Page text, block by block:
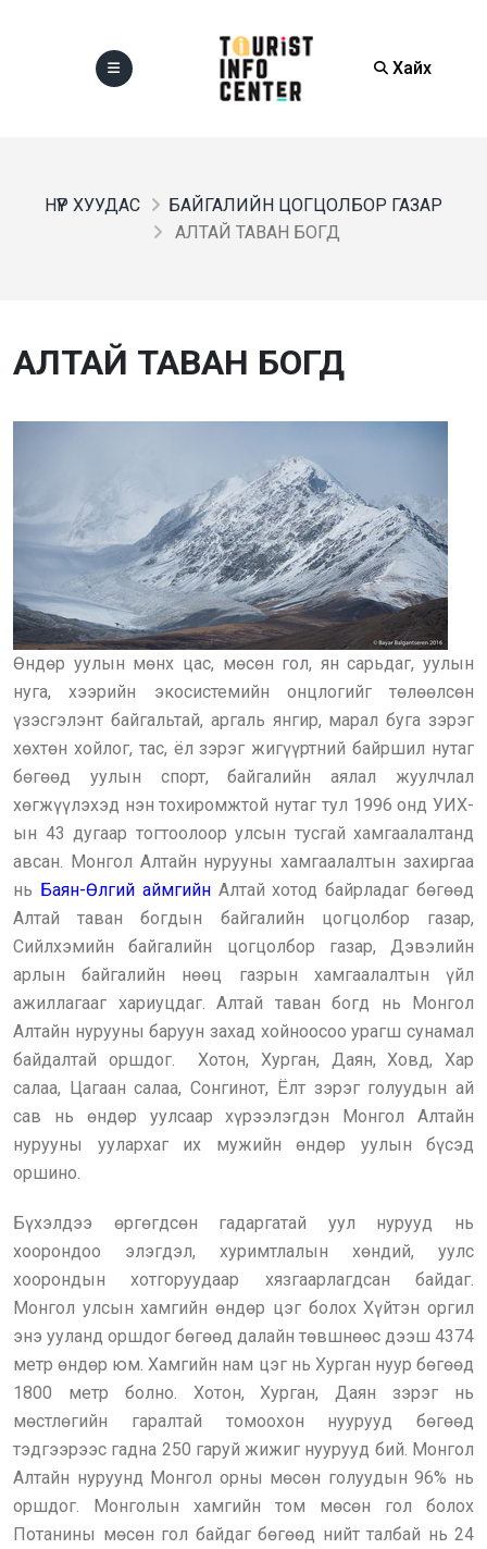
Хайх
НҮҮР ХУУДАС
БАЙГАЛИЙН ЦОГЦОЛБОР ГАЗАР
АЛТАЙ ТАВАН БОГД
АЛТАЙ ТАВАН БОГД
Өндөр уулын мөнх цас, мөсөн гол, ян сарьдаг, уулын
нуга, хээрийн экосистемийн онцлогийг төлөөлсөн
үзэсгэлэнт байгальтай, аргаль янгир, марал буга зэрэг
хөхтөн хойлог, тас, ёл зэрэг жигүүртний байршил нутаг
бөгөөд уулын спорт, байгалийн аялал жуулчлал
хөгжүүлэхэд нэн тохиромжтой нутаг тул 1996 онд УИХ-
ын 43 дугаар тогтоолоор улсын тусгай хамгаалалтанд
авсан. Монгол Алтайн нурууны хамгаалалтын захиргаа
нь Баян-Өлгий аймгийнАлтай хотод байрладаг бөгөөд
Алтай таван богдын байгалийн цогцолбор газар,
Сийлхэмийн байгалийн цогцолбор газар, Дэвэлийн
арлын байгалийн нөөц газрын хамгаалалтын үйл
ажиллагааг хариуцдаг. Алтай таван богд нь Монгол
Алтайн нурууны баруун захад хойноосоо урагш сунамал
байдалтай оршдог. Хотон, Хурган, Даян, Ховд, Хар
салаа, Цагаан салаа, Сонгинот, Ёлт зэрэг голуудын ай
сав нь өндөр уулсаар хүрээлэгдэн Монгол Алтайн
нурууны уулархаг их мужийн өндөр уулын бүсэд
оршино.
Бүхэлдээ өргөгдсөн гадаргатай уул нурууд нь
хоорондоо элэгдэл, хуримтлалын хөндий, уулс
хоорондын хотгоруудаар хязгаарлагдсан байдаг.
Монгол улсын хамгийн өндөр цэг болох Хүйтэн оргил
энэ ууланд оршдог бөгөөд далайн төвшнөөс дээш 4374
метр өндөр юм. Хамгийн нам цэг нь Хурган нуур бөгөөд
1800 метр болно. Хотон, Хурган, Даян зэрэг нь
мөстлөгийн гаралтай томоохон нуурууд бөгөөд
тэдгээрээс гадна 250 гаруй жижиг нуурууд бий. Монгол
Алтайн нуруунд Монгол орны мөсөн голуудын 96% нь
оршдог. Монголын хамгийн том мөсөн гол болох
Потанины мөсөн гол байдаг бөгөөд нийт талбай нь 24